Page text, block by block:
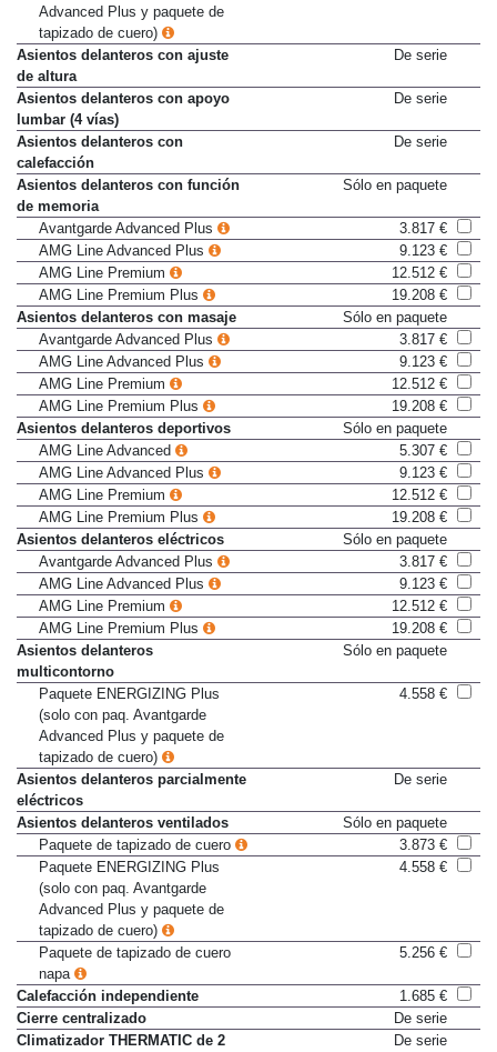
(solo con paq. Avantgarde
Advanced Plus y paquete de
tapizado de cuero)
Asientos delanteros con ajuste
de altura
Asientos delanteros con apoyo
lumbar (4 vías)
Asientos delanteros con
calefacción
Asientos delanteros con función
de memoria
Avantgarde Advanced Plus
3.817 €
AMG Line Advanced Plus
9.123 €
AMG Line Premium
12.512 €
AMG Line Premium Plus
19.208 €
Asientos delanteros con masaje
Sólo en paquete
Avantgarde Advanced Plus
3.817 €
AMG Line Advanced Plus
9.123 €
AMG Line Premium
12.512 €
AMG Line Premium Plus
19.208 €
Asientos delanteros deportivos
Sólo en paquete
AMG Line Advanced
5.307 €
AMG Line Advanced Plus
9.123 €
AMG Line Premium
12.512 €
AMG Line Premium Plus
19.208 €
Asientos delanteros eléctricos
Sólo en paquete
Avantgarde Advanced Plus
3.817 €
AMG Line Advanced Plus
9.123 €
AMG Line Premium
12.512 €
AMG Line Premium Plus
19.208 €
Asientos delanteros
multicontorno
Paquete ENERGIZING Plus
(solo con paq. Avantgarde
Advanced Plus y paquete de
tapizado de cuero)
Asientos delanteros parcialmente
eléctricos
Asientos delanteros ventilados
Sólo en paquete
Paquete de tapizado de cuero
3.873 €
Paquete ENERGIZING Plus
(solo con paq. Avantgarde
Advanced Plus y paquete de
tapizado de cuero)
Paquete de tapizado de cuero
napa
Calefacción independiente
1.685 €
Cierre centralizado
De serie